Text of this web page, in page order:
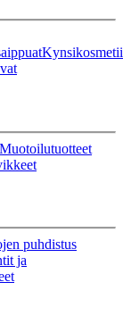
Muotoilutuotteet
puhdistus
ja